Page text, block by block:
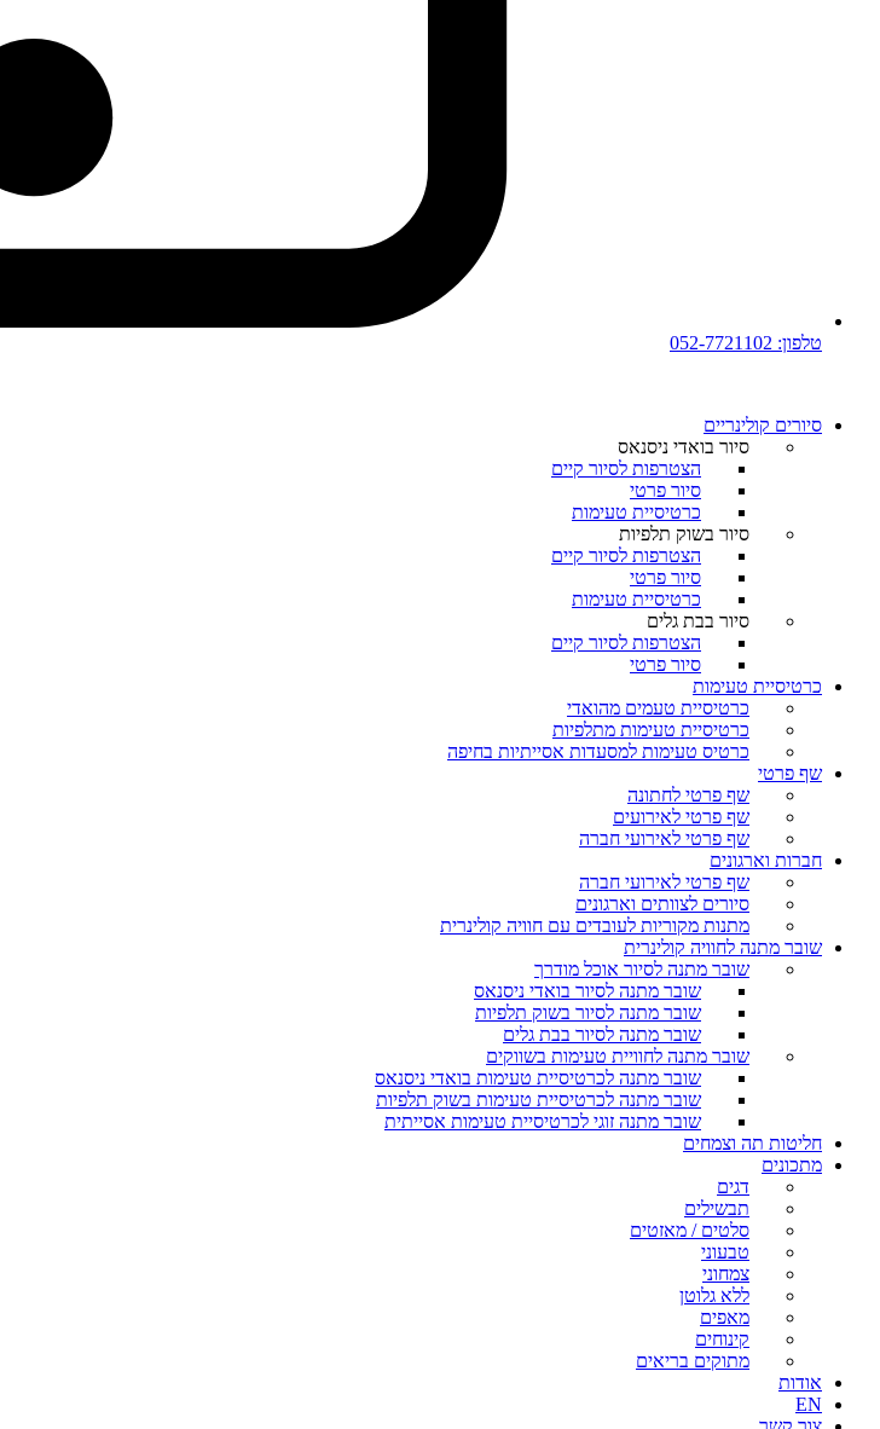
טלפון: 052-7721102
סיורים קולינריים​
סיור בואדי ניסנאס
הצטרפות לסיור קיים
סיור פרטי
כרטיסיית טעימות
סיור בשוק תלפיות
הצטרפות לסיור קיים
סיור פרטי
כרטיסיית טעימות
סיור בבת גלים
הצטרפות לסיור קיים
סיור פרטי
כרטיסיית טעימות
כרטיסיית טעמים מהואדי
כרטיסיית טעימות מתלפיות
כרטיס טעימות למסעדות אסייתיות בחיפה
שף פרטי
שף פרטי לחתונה
שף פרטי לאירועים
שף פרטי לאירועי חברה
חברות וארגונים
שף פרטי לאירועי חברה
סיורים לצוותים וארגונים
מתנות מקוריות לעובדים עם חוויה קולינרית
שובר מתנה לחוויה קולינרית
שובר מתנה לסיור אוכל מודרך
שובר מתנה לסיור בואדי ניסנאס
שובר מתנה לסיור בשוק תלפיות
שובר מתנה לסיור בבת גלים
שובר מתנה לחוויית טעימות בשווקים
שובר מתנה לכרטיסיית טעימות בואדי ניסנאס
שובר מתנה לכרטיסיית טעימות בשוק תלפיות
שובר מתנה זוגי לכרטיסיית טעימות אסייתית
חליטות תה וצמחים
מתכונים
דגים
תבשילים
סלטים / מאזטים
טבעוני
צמחוני
ללא גלוטן
מאפים
קינוחים
מתוקים בריאים
אודות
EN